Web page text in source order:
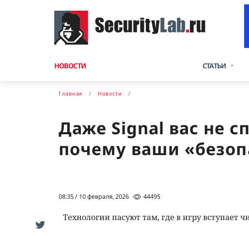
НОВОСТИ СТАТЬИ
Главная Новости
Даже Signal вас не
почему ваши
08:35 / 10 февраля, 2026 44495
Технологии пасуют там, где в игру вступает